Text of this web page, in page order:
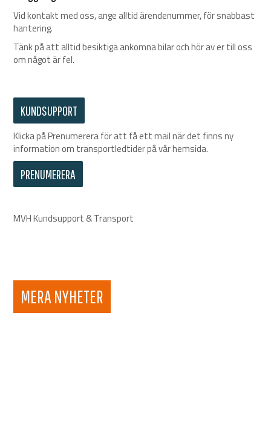
Vid kontakt med oss, ange alltid ärendenummer, för snabbast
hantering.
Tänk på att alltid besiktiga ankomna bilar och hör av er till oss
om något är fel.
KUNDSUPPORT
Klicka på Prenumerera för att få ett mail när det finns ny
information om transportledtider på vår hemsida.
PRENUMERERA
MVH Kundsupport & Transport
MERA NYHETER